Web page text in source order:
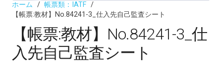
ホーム / 帳票類：IATF /
【帳票:教材】No.84241-3_仕入先自己監査シート
【帳票:教材】No.84241-3_仕
入先自己監査シート